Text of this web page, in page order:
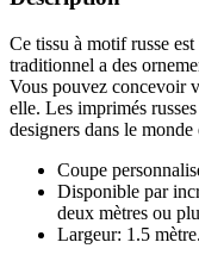
Ce tissu à motif russe
traditionnel a des
Vous pouvez concevoir
elle. Les imprimés
designers dans le monde
Coupe
Disponible par
deux mètres ou
Largeur: 1.5